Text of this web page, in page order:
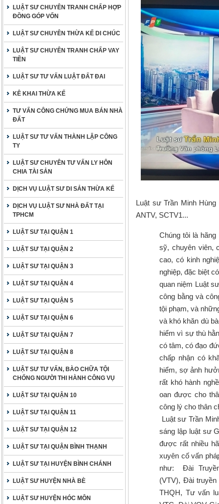
LUẬT SƯ CHUYÊN TRANH CHẤP HỢP
ĐỒNG GÓP VỐN
LUẬT SƯ CHUYÊN THỪA KẾ DI CHÚC
LUẬT SƯ CHUYÊN TRANH CHẤP VAY
TIỀN
LUẬT SƯ TƯ VẤN LUẬT ĐẤT ĐAI
KÊ KHAI THỪA KẾ
TƯ VẤN CÔNG CHỨNG MUA BÁN NHÀ
ĐẤT
LUẬT SƯ TƯ VẤN THÀNH LẬP CÔNG
TY
LUẬT SƯ CHUYÊN TƯ VẤN LY HÔN
CHIA TÀI SẢN
DỊCH VỤ LUẬT SƯ DI SẢN THỪA KẾ
DỊCH VỤ LUẬT SƯ NHÀ ĐẤT TẠI
TPHCM
LUẬT SƯ TẠI QUẬN 1
LUẬT SƯ TẠI QUẬN 2
LUẬT SƯ TẠI QUẬN 3
LUẬT SƯ TẠI QUẬN 4
LUẬT SƯ TẠI QUẬN 5
LUẬT SƯ TẠI QUẬN 6
LUẬT SƯ TẠI QUẬN 7
LUẬT SƯ TẠI QUẬN 8
LUẬT SƯ TƯ VẤN, BÀO CHỮA TỘI
CHỐNG NGƯỜI THI HÀNH CÔNG VỤ
LUẬT SƯ TẠI QUẬN 10
LUẬT SƯ TẠI QUẬN 11
LUẬT SƯ TẠI QUẬN 12
LUẬT SƯ TẠI QUẬN BÌNH THẠNH
LUẬT SƯ TẠI HUYỆN BÌNH CHÁNH
LUẬT SƯ HUYỆN NHÀ BÈ
LUẬT SƯ HUYỆN HÓC MÔN
Luật sư Trần Minh
ANTV, SCTV1...
Chúng tôi là
sỹ, chuyên viên,
cao, có kinh
nghiệp, đặc biệt
quan niệm Luật
công bằng và
tội phạm, và
và khó khăn dù
hiểm vì sự thù
có tâm, có đạo
chấp nhận có
hiểm, sợ ảnh
rất khó hành
oan được cho
công lý cho thân
Luật sư Trần
sáng lập luật sư
được rất nhiều
xuyên cố vấn
như: Đài
(VTV), Đài truyền
THQH, Tư vấn